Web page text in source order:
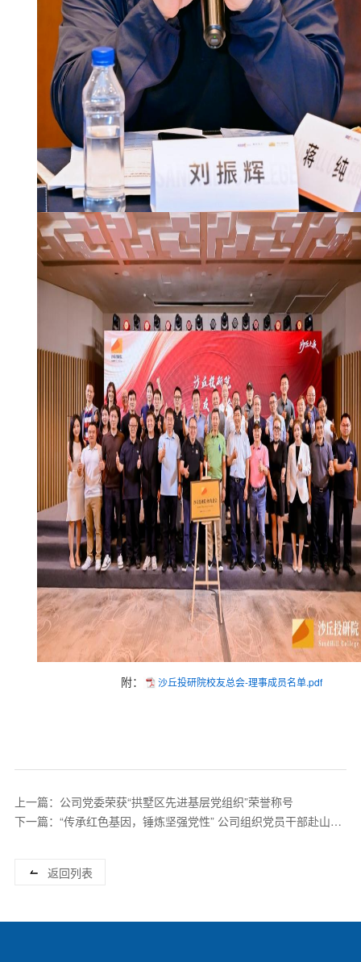
附： 沙丘投研院校友总会-理事成员名单.pdf
上一篇：公司党委荣获“拱墅区先进基层党组织”荣誉称号
下一篇：“传承红色基因，锤炼坚强党性” 公司组织党员干部赴山西
返回列表